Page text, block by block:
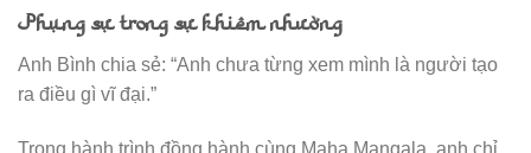
Phụng sự trong sự khiêm nhường
Anh Bình chia sẻ: “Anh chưa từng xem mình là người tạo
ra điều gì vĩ đại.”
Trong hành trình đồng hành cùng Maha Mangala, anh chỉ